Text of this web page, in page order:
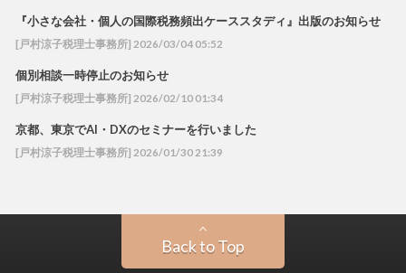
『小さな会社・個人の国際税務頻出ケーススタディ』出版のお知らせ
[戸村涼子税理士事務所] 2026/03/04 05:52
個別相談一時停止のお知らせ
[戸村涼子税理士事務所] 2026/02/10 01:34
京都、東京でAI・DXのセミナーを行いました
[戸村涼子税理士事務所] 2026/01/30 21:39
Back to Top